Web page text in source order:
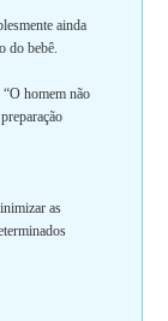
ainda
do bebê.
homem não
as